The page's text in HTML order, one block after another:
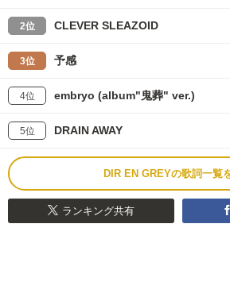
2位 CLEVER SLEAZOID
3位 予感
4位 embryo (album"鬼葬" ver.)
5位 DRAIN AWAY
DIR EN GREYの歌詞一覧
ランキング共有